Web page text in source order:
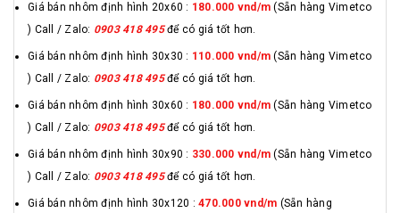
Giá bán nhôm định hình 20x60 : 180.000 vnd/m (Sẵn hàng Vimetco
) Call / Zalo: 0903 418 495để có giá tốt hơn.
Giá bán nhôm định hình 30x30 : 110.000 vnd/m(Sẵn hàng Vimetco
) Call / Zalo: 0903 418 495để có giá tốt hơn.
Giá bán nhôm định hình 30x60 : 180.000 vnd/m (Sẵn hàng Vimetco
) Call / Zalo: 0903 418 495để có giá tốt hơn.
Giá bán nhôm định hình 30x90 : 330.000 vnd/m (Sẵn hàng Vimetco
) Call / Zalo: 0903 418 495để có giá tốt hơn.
Giá bán nhôm định hình 30x120 : 470.000 vnd/m (Sẵn hàng